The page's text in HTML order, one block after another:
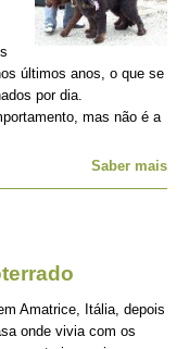
últimos anos, o que se
por dia.
mas não é a
Saber mais
Amatrice, Itália, depois
onde vivia com os